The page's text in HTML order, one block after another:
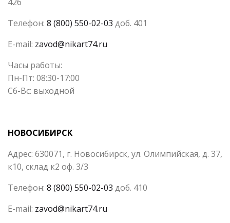
Телефон: 8 (800) 550-02-03 доб. 401
E-mail: zavod@nikart74.ru
Часы работы:
Пн-Пт: 08:30-17:00
Сб-Вс: выходной
НОВОСИБИРСК
Адрес: 630071, г. Новосибирск, ул. Олимпийская, д. 37,
к10, склад к2 оф. 3/3
Телефон: 8 (800) 550-02-03 доб. 410
E-mail: zavod@nikart74.ru